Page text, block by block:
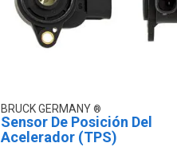
BRUCK GERMANY
Sensor De Posición Del
Acelerador (TPS)